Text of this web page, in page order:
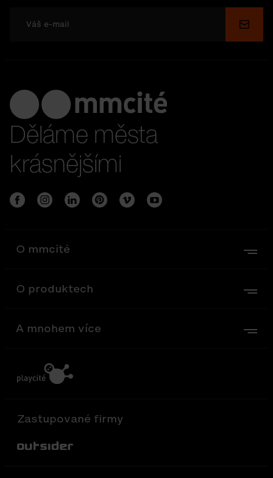
Děláme města
krásnějšími
O mmcité
O produktech
A mnohem více
Zastupované firmy
Out-Sider